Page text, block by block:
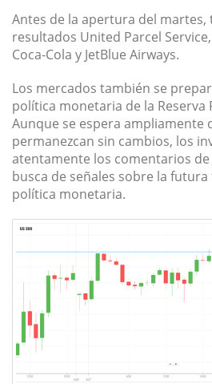
Antes de la apertura del
resultados United Parcel
Coca-Cola y JetBlue Airways.
Los mercados también se
política monetaria de la Reserva
Aunque se espera ampliamente
permanezcan sin cambios, los
atentamente los comentarios de
busca de señales sobre la
política monetaria.